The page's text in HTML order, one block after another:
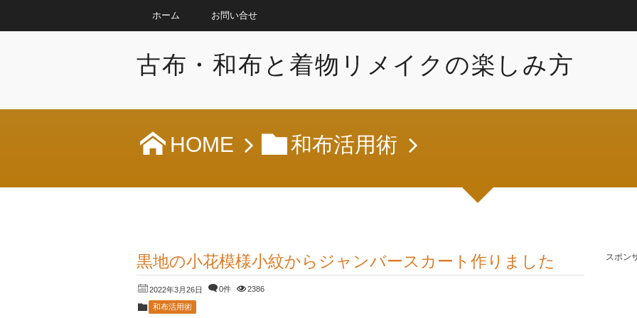
ホーム お問い合せ
古布・和布と着物リメイクの楽しみ方
HOME 和布活用術
黒地の小花模様小紋からジャンバースカート作りました
2022年3月26日 0件 2386
和布活用術
スポン